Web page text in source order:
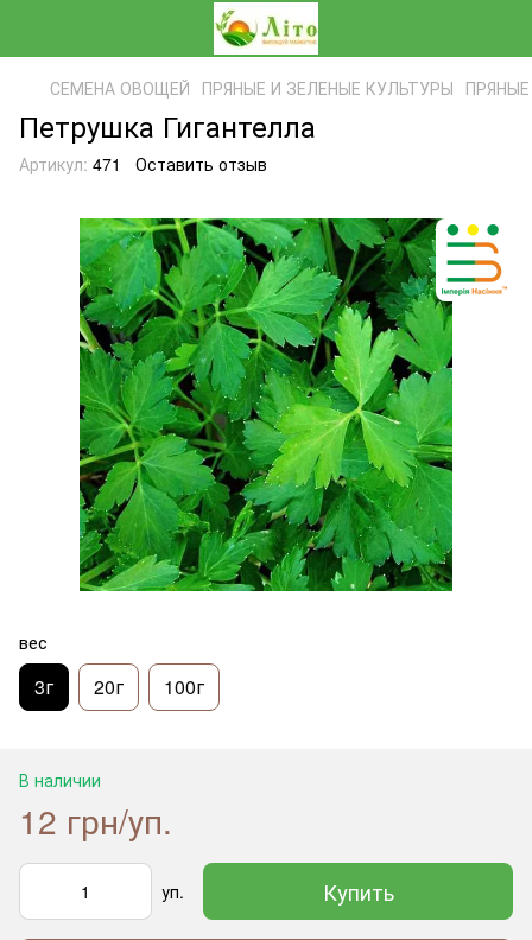
СЕМЕНА ОВОЩЕЙ ПРЯНЫЕ И ЗЕЛЕНЫЕ КУЛЬТУРЫ
Петрушка Гигантелла
Артикул: 471 Оставить отзыв
вес
3г 20г 100г
В наличии
12 грн/уп.
уп. Купить